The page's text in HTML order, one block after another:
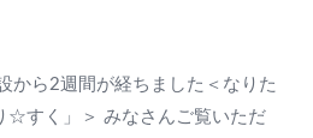
から2週間が経ちました＜なりた
☆すく」＞ みなさんご覧いただ